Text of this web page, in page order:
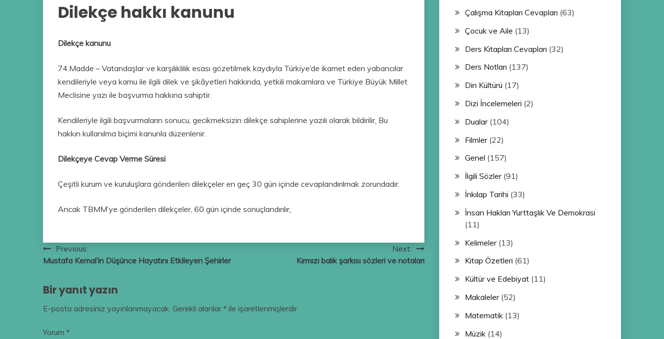
Dilekçe hakkı kanunu
Dilekçe kanunu
74.Madde – Vatandaşlar ve karşılıklılık esası gözetilmek kaydıyla Türkiye’de ikamet eden yabancılar
kendileriyle veya kamu ile ilgili dilek ve şikâyetleri hakkında, yetkili makamlara ve Türkiye Büyük Millet
Meclisine yazı ile başvurma hakkına sahiptir.
Kendileriyle ilgili başvurmaların sonucu, gecikmeksizin dilekçe sahiplerine yazılı olarak bildirilir. Bu
hakkın kullanılma biçimi kanunla düzenlenir.
Dilekçeye Cevap Verme Süresi
Çeşitli kurum ve kuruluşlara gönderilen dilekçeler en geç 30 gün içinde cevaplandırılmak zorundadır.
Ancak TBMM’ye gönderilen dilekçeler, 60 gün içinde sonuçlandırılır.
Yazı
gezinmesi
Previous:
Mustafa Kemal’in Düşünce Hayatını Etkileyen Şehirler
Next:
Kırmızı balık şarkısı sözleri ve notaları
Bir yanıt yazın
E-posta adresiniz yayınlanmayacak. Gerekli alanlar* ile işaretlenmişlerdir
Yorum *
Çalışma Kitapları Cevapları (63)
Çocuk ve Aile (13)
Ders Kitapları Cevapları (32)
Ders Notları (137)
Din Kültürü (17)
Dizi İncelemeleri (2)
Dualar(104)
Filmler(22)
Genel (157)
İlgili Sözler(91)
İnkılap Tarihi (33)
İnsan Hakları Yurttaşlık Ve Demokrasi
(11)
Kelimeler(13)
Kitap Özetleri (61)
Kültür ve Edebiyat(11)
Makaleler(52)
Matematik(13)
Müzik(14)